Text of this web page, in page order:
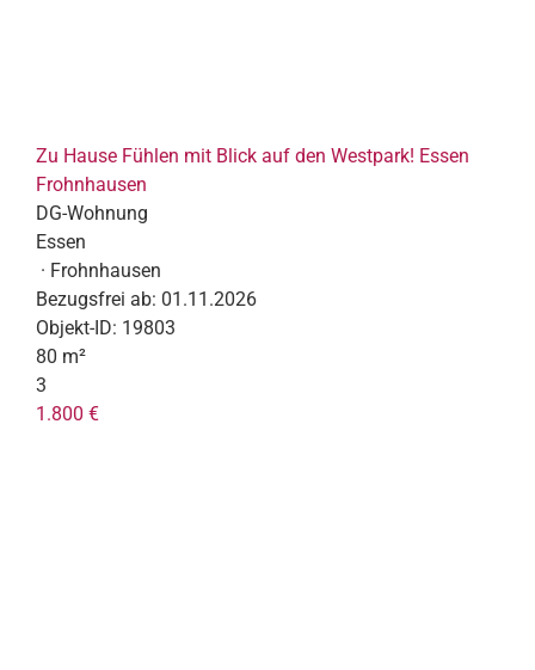
Zu Hause Fühlen mit Blick auf den Westpark! Essen
Frohnhausen
DG-Wohnung
Essen
· Frohnhausen
Bezugsfrei ab: 01.11.2026
Objekt-ID: 19803
80 m²
3
1.800 €